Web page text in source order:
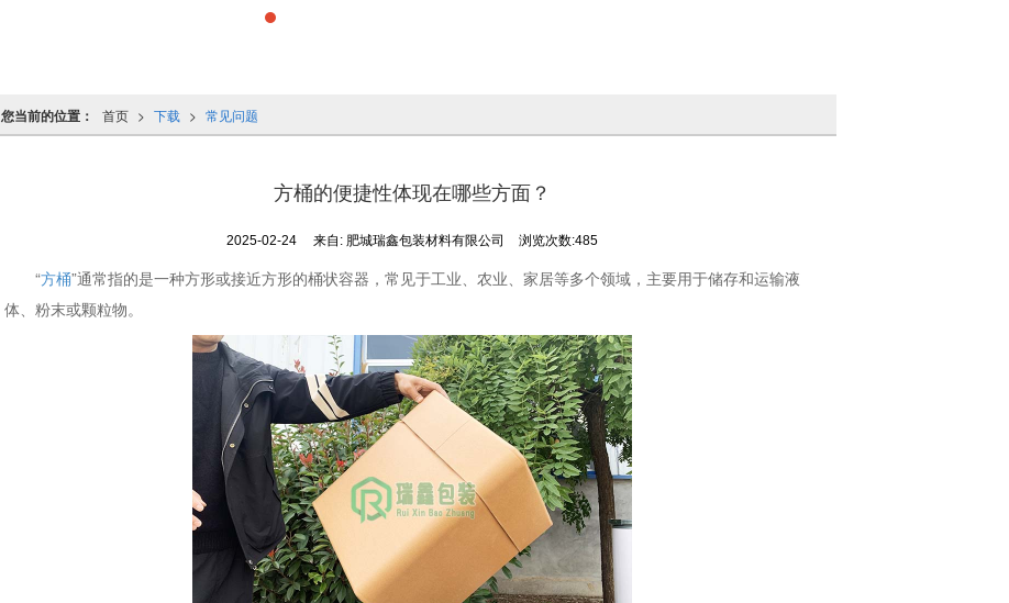
您当前的位置： 首页 > 下载 > 常见问题
方桶的便捷性体现在哪些方面？
2025-02-24 来自: 肥城瑞鑫包装材料有限公司 浏览次数:485
“方桶”通常指的是一种方形或接近方形的桶状容器，常见于工业、农业、家居等多个领域，主要用于储存和运输液
体、粉末或颗粒物。